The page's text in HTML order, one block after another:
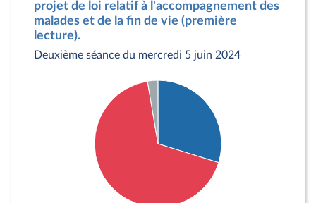
projet de loi relatif à l'accompagnement des
malades et de la fin de vie (première
lecture).
Deuxième séance du mercredi 5 juin 2024